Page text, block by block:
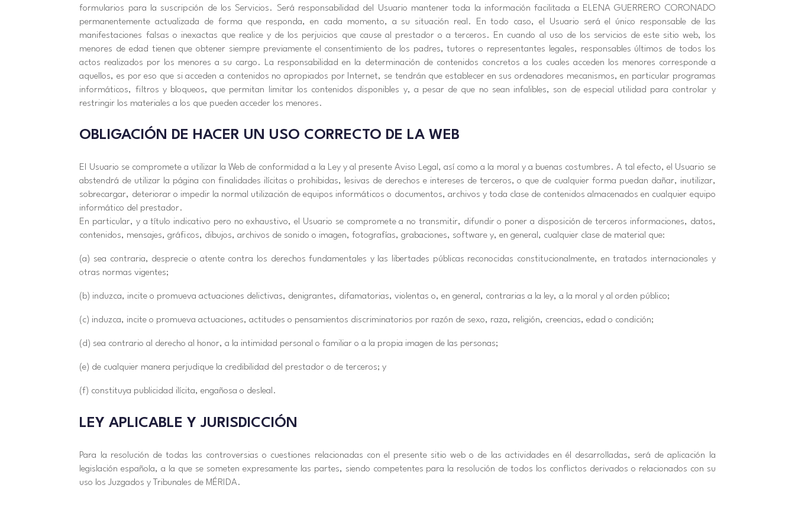
formularios para la suscripción de los Servicios. Será responsabilidad del Usuario mantener toda la información facilitada a ELENA GUERRERO CORONADO
permanentemente actualizada de forma que responda, en cada momento, a su situación real. En todo caso, el Usuario será el único responsable de las
manifestaciones falsas o inexactas que realice y de los perjuicios que cause al prestador o a terceros. En cuando al uso de los servicios de este sitio web, los
menores de edad tienen que obtener siempre previamente el consentimiento de los padres, tutores o representantes legales, responsables últimos de todos los
actos realizados por los menores a su cargo. La responsabilidad en la determinación de contenidos concretos a los cuales acceden los menores corresponde a
aquellos, es por eso que si acceden a contenidos no apropiados por Internet, se tendrán que establecer en sus ordenadores mecanismos, en particular programas
informáticos, filtros y bloqueos, que permitan limitar los contenidos disponibles y, a pesar de que no sean infalibles, son de especial utilidad para controlar y
restringir los materiales a los que pueden acceder los menores.
OBLIGACIÓN DE HACER UN USO CORRECTO DE LA WEB
El Usuario se compromete a utilizar la Web de conformidad a la Ley y al presente Aviso Legal, así como a la moral y a buenas costumbres. A tal efecto, el Usuario se
abstendrá de utilizar la página con finalidades ilícitas o prohibidas, lesivas de derechos e intereses de terceros, o que de cualquier forma puedan dañar, inutilizar,
sobrecargar, deteriorar o impedir la normal utilización de equipos informáticos o documentos, archivos y toda clase de contenidos almacenados en cualquier equipo
informático del prestador.
En particular, y a título indicativo pero no exhaustivo, el Usuario se compromete a no transmitir, difundir o poner a disposición de terceros informaciones, datos,
contenidos, mensajes, gráficos, dibujos, archivos de sonido o imagen, fotografías, grabaciones, software y, en general, cualquier clase de material que:
(a) sea contraria, desprecie o atente contra los derechos fundamentales y las libertades públicas reconocidas constitucionalmente, en tratados internacionales y
otras normas vigentes;
(b) induzca, incite o promueva actuaciones delictivas, denigrantes, difamatorias, violentas o, en general, contrarias a la ley, a la moral y al orden público;
(c) induzca, incite o promueva actuaciones, actitudes o pensamientos discriminatorios por razón de sexo, raza, religión, creencias, edad o condición;
(d) sea contrario al derecho al honor, a la intimidad personal o familiar o a la propia imagen de las personas;
(e) de cualquier manera perjudique la credibilidad del prestador o de terceros; y
(f) constituya publicidad ilícita, engañosa o desleal.
LEY APLICABLE Y JURISDICCIÓN
Para la resolución de todas las controversias o cuestiones relacionadas con el presente sitio web o de las actividades en él desarrolladas, será de aplicación la
legislación española, a la que se someten expresamente las partes, siendo competentes para la resolución de todos los conflictos derivados o relacionados con su
uso los Juzgados y Tribunales de MÉRIDA.